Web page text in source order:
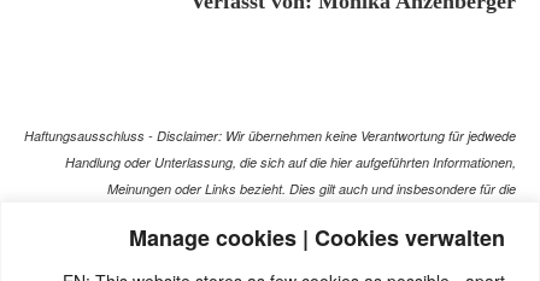
Manage cookies | Cookies verwalten
Haftungsausschluss - Disclaimer: Wir übernehmen keine Verantwortung für jedwede
Handlung oder Unterlassung, die sich auf die hier aufgeführten Informationen,
Meinungen oder Links bezieht. Dies gilt auch und insbesondere für die
Gespräch mit dem Arzt Ihres Vertrauens darstellen können. Bei den Texten auf